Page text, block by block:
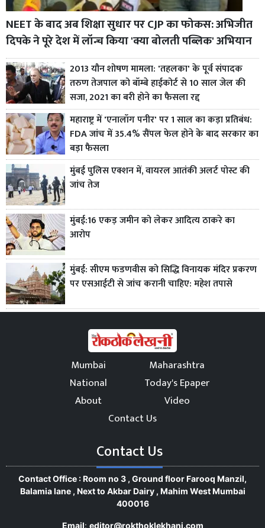
NEET के बाद अब शिक्षा सुधार पर CJP का फोकस: अभिजीत
दिपके ने पूरे देश में लॉन्च किया 'क्या बोलती पब्लिक' अभियान
2013 यौन शोषण मामला: 'तहलका' के पूर्व संपादक
तरुण तेजपाल को बॉम्बे हाईकोर्ट से 10 साल जेल की
सजा, 2021 का बरी होने का फैसला रद्द
महाराष्ट्र में 'एनालॉग पनीर' पर 1 साल का कड़ा प्रतिबंध:
FDA जांच में 35.4% सैंपल फेल होने के बाद सरकार का
बड़ा फैसला
मुंबई पुलिस एक्शन में, वायरल आतंकी अलर्ट पोस्ट की
जांच तेज
मुंबई:16 एकड़ जमीन को लेकर आदित्य ठाकरे का
आरोप
मुंबई: सीएम फडणवीस को सिद्धि विनायक मंदिर प्रकरण
पर एसआईटी से जांच करानी चाहिए: महेश तपासे
Mumbai
Maharashtra
National
Today's Epaper
About
Video
Contact Us
Contact Us
Contact Office : Room no 3 , Ground floor Farooq Manzil,
Balamia lane , Next to Akbar Dairy , Mahim West Mumbai
400016
Email: editor@rokthoklekhani.com